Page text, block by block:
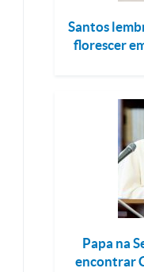
Santos
florescer
Papa na
encontrar